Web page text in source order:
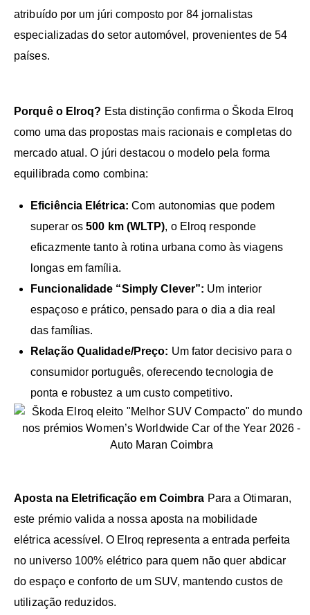
atribuído por um júri composto por 84 jornalistas
especializadas do setor automóvel, provenientes de 54
países.
Porquê o Elroq? Esta distinção confirma o Škoda Elroq
como uma das propostas mais racionais e completas do
mercado atual. O júri destacou o modelo pela forma
equilibrada como combina:
Eficiência Elétrica: Com autonomias que podem
superar os500 km (WLTP), o Elroq responde
eficazmente tanto à rotina urbana como às viagens
longas em família.
Funcionalidade “Simply Clever”: Um interior
espaçoso e prático, pensado para o dia a dia real
das famílias.
Relação Qualidade/Preço: Um fator decisivo para o
consumidor português, oferecendo tecnologia de
ponta e robustez a um custo competitivo.
Aposta na Eletrificação em Coimbra Para a Otimaran,
este prémio valida a nossa aposta na mobilidade
elétrica acessível. O Elroq representa a entrada perfeita
no universo 100% elétrico para quem não quer abdicar
do espaço e conforto de um SUV, mantendo custos de
utilização reduzidos.